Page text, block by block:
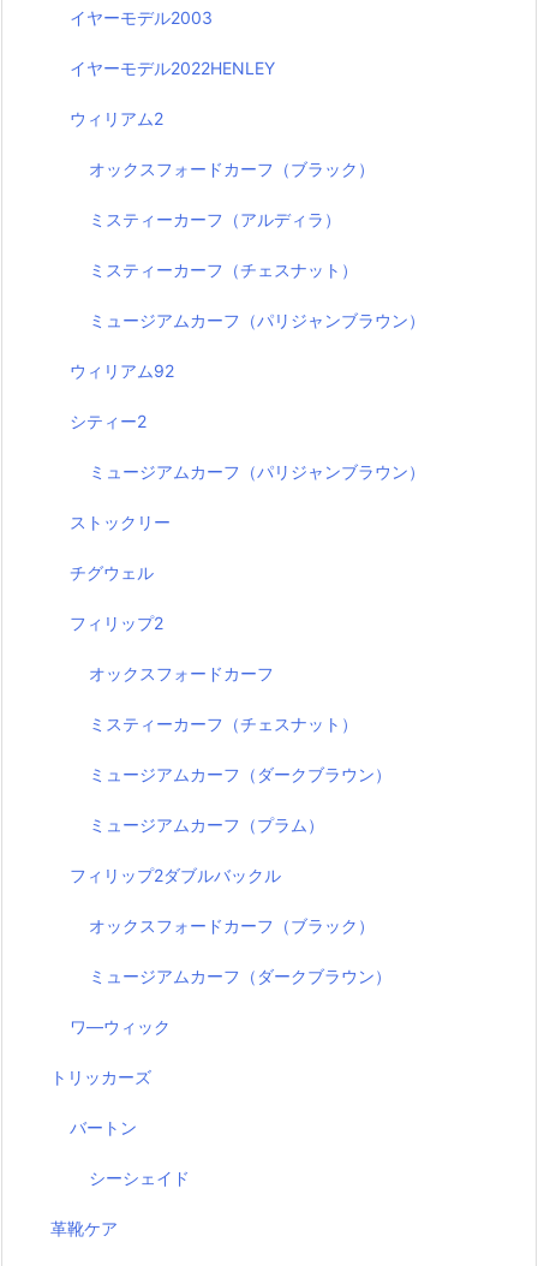
イヤーモデル2003
イヤーモデル2022HENLEY
ウィリアム2
オックスフォードカーフ（ブラック）
ミスティーカーフ（アルディラ）
ミスティーカーフ（チェスナット）
ミュージアムカーフ（パリジャンブラウン）
ウィリアム92
シティー2
ミュージアムカーフ（パリジャンブラウン）
ストックリー
チグウェル
フィリップ2
オックスフォードカーフ
ミスティーカーフ（チェスナット）
ミュージアムカーフ（ダークブラウン）
ミュージアムカーフ（プラム）
フィリップ2ダブルバックル
オックスフォードカーフ（ブラック）
ミュージアムカーフ（ダークブラウン）
ワ―ウィック
トリッカーズ
バートン
シーシェイド
革靴ケア